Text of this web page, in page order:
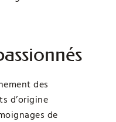
des
d’origine
de